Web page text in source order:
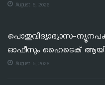
August 5, 2026
പൊതുവിദ്യാഭ്യാസ-
ഓഫീസും ഹൈടെക് ആയി
August 5, 2026